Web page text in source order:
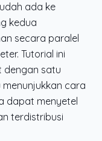
ada ke
kedua
secara paralel
Tutorial ini
dengan satu
menunjukkan cara
dapat menyetel
terdistribusi